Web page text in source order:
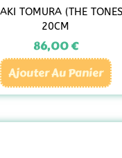
TOMURA (THE
20CM
86,00€
Ajouter Au Panier